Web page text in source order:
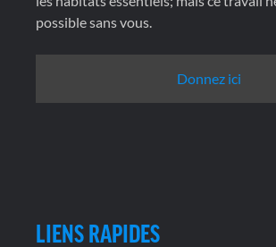
possible sans vous.
Donnez ici
LIENS RAPIDES